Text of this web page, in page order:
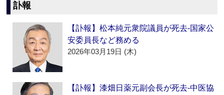
訃報
【訃報】松本純元衆院議員が死去‐国家公
安委員長など務める
2026年03月19日 (木)
【訃報】漆畑日薬元副会長が死去‐中医協